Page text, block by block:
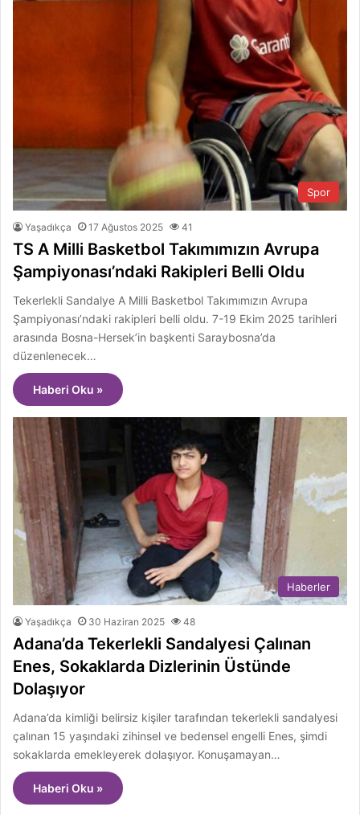
Spor
Yaşadıkça 17 Ağustos 2025 41
TS A Milli Basketbol Takımımızın Avrupa
Şampiyonası’ndaki Rakipleri Belli Oldu
Tekerlekli Sandalye A Milli Basketbol Takımımızın Avrupa
Şampiyonası’ndaki rakipleri belli oldu. 7-19 Ekim 2025 tarihleri
arasında Bosna-Hersek’in başkenti Saraybosna’da
düzenlenecek…
Haberi Oku »
Haberler
Yaşadıkça 30 Haziran 2025 48
Adana’da Tekerlekli Sandalyesi Çalınan
Enes, Sokaklarda Dizlerinin Üstünde
Dolaşıyor
Adana’da kimliği belirsiz kişiler tarafından tekerlekli sandalyesi
çalınan 15 yaşındaki zihinsel ve bedensel engelli Enes, şimdi
sokaklarda emekleyerek dolaşıyor. Konuşamayan…
Haberi Oku »